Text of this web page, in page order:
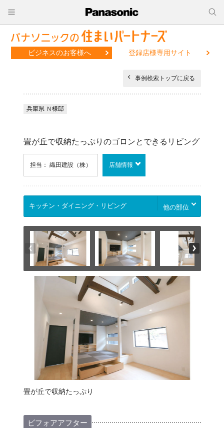
ビジネスのお客様へ 登録店様専用サイト
事例検索トップに戻る
兵庫県 Ｎ様邸
畳が丘で収納たっぷりのゴロンとできるリビング
担当： 織田建設（株） 店舗情報
他の部位
畳が丘で収納たっぷり
ビフォアアフター